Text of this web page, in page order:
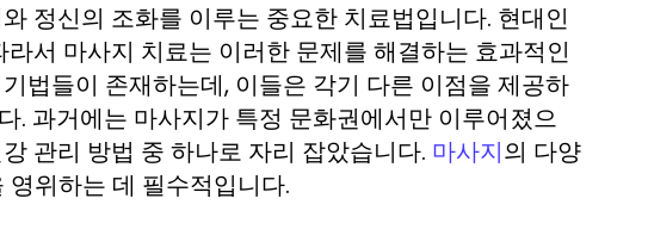
정신의 조화를 이루는 중요한 치료법입니다. 현대인
서 마사지 치료는 이러한 문제를 해결하는 효과적인
법들이 존재하는데, 이들은 각기 다른 이점을 제공하
. 과거에는 마사지가 특정 문화권에서만 이루어졌으
관리 방법 중 하나로 자리 잡았습니다. 마사지의 다양
위하는 데 필수적입니다.